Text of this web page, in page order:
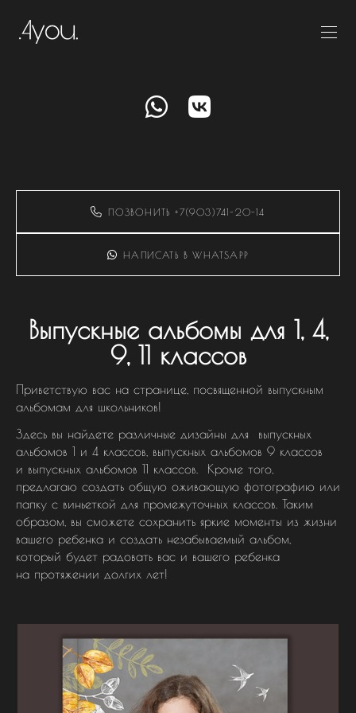
ПОЗВОНИТЬ +7(903)741-20-14
НАПИСАТЬ В WHATSAPP
Выпускные альбомы для 1, 4,
9, 11 классов
Приветствую вас на странице, посвященной выпускным
альбомам для школьников!
Здесь вы найдете различные дизайны для выпускных
альбомов 1 и 4 классов, выпускных альбомов 9 классов
и выпускных альбомов 11 классов. Кроме того,
предлагаю создать общую оживающую фотографию или
папку с виньеткой для промежуточных классов. Таким
образом, вы сможете сохранить яркие моменты из жизни
вашего ребенка и создать незабываемый альбом,
который будет радовать вас и вашего ребенка
на протяжении долгих лет!